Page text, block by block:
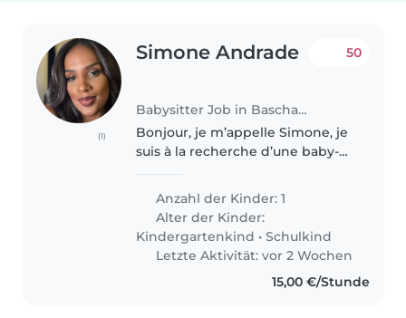
(1)
Simone Andrade
Babysitter Job in Bascharage
50
Bonjour, je m’appelle Simone, je
suis à la recherche d’une baby-
le matin à l’école, mais qui
pourrait resté aussi avec lui 30
minutes avant la rentrée,..
Anzahl der Kinder: 1
Alter der Kinder:
Kindergartenkind •Schulkind
Letzte Aktivität: vor 2 Wochen
15,00 €/Stunde